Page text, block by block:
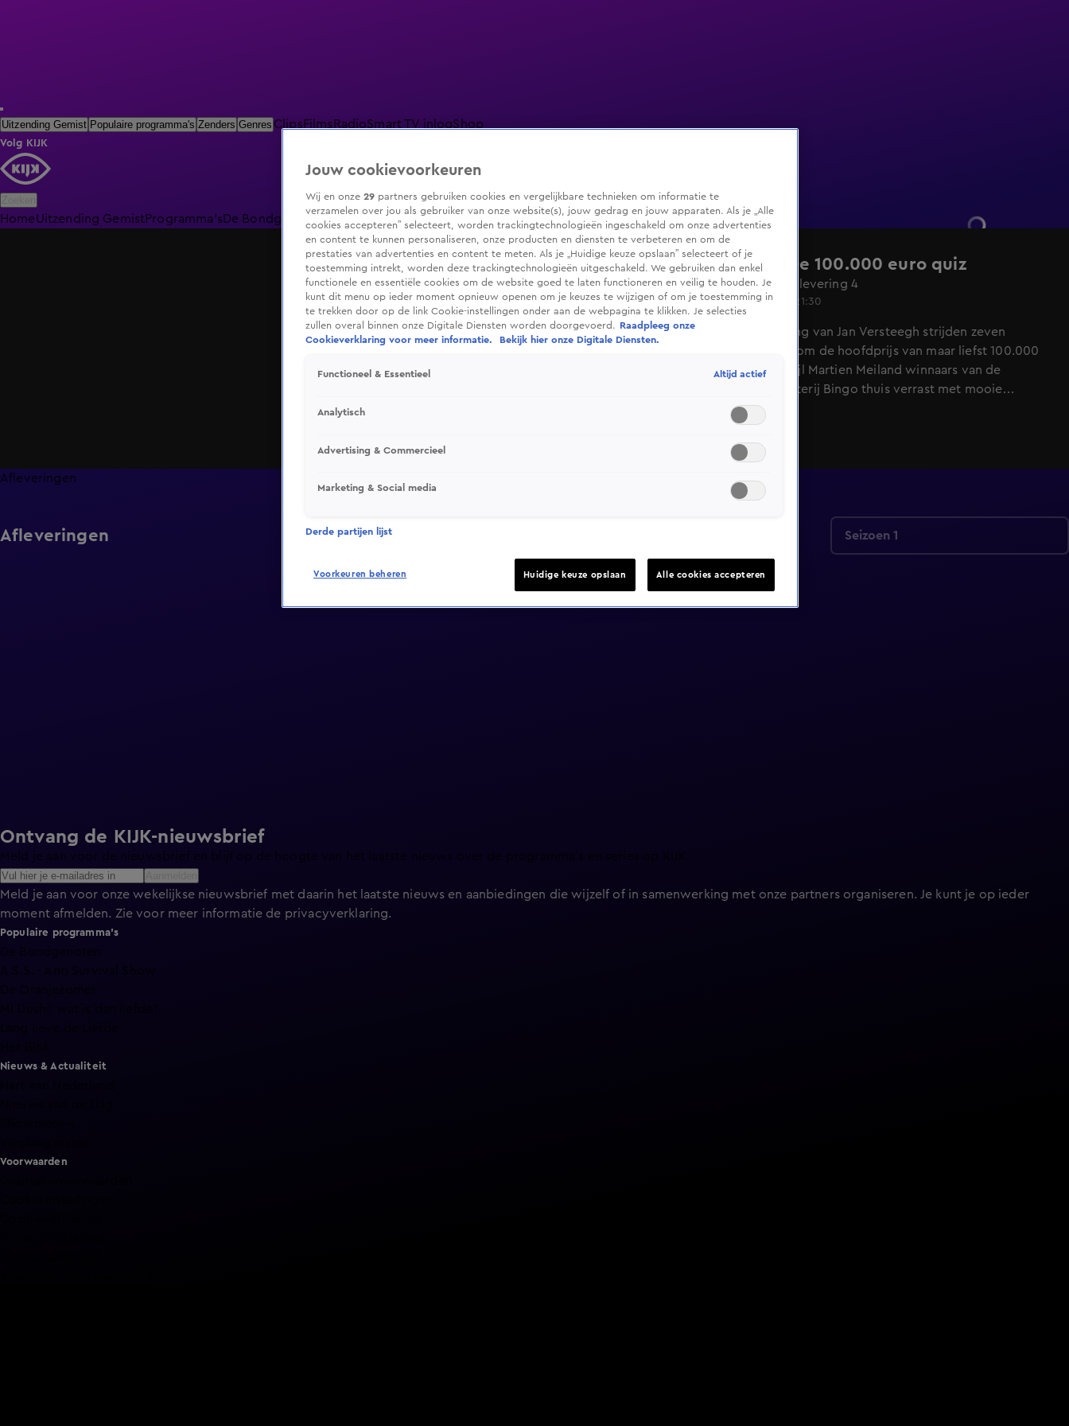
Uitzending Gemist Populaire programma's Zenders Genres ClipsFilms RadioSmart TV inlogShop
Volg KIJK
HomeUitzending GemistProgramma's De Bondgenoten De Oranjezomer Livestreams Shop
Bingo! De 100.000 euro quiz
Seizoen 1, aflevering 4
7 nov 2020, 21:30
Onder leiding van Jan Versteegh strijden zeven
kandidaten om de hoofdprijs van maar liefst 100.000
euro - terwijl Martien Meiland winnaars van de
VriendenLoterij Bingo thuis verrast met mooie
geldprijzen. In de studio krijgen de kandidaten de ene
na de andere kennis- en inschattingsvraag voor hun
kiezen. In deze show hoef je niet constant de beste
zijn, zolang je maar nóóit de slechtste bent! Wie gaat
naar huis met een ton?
Afleveringen
Afleveringen Seizoen 1
Ontvang de KIJK-nieuwsbrief
Meld je aan voor de nieuwsbrief en blijf op de hoogte van het laatste nieuws over de programma’s en series op KIJK.
Meld je aan voor onze wekelijkse nieuwsbrief met daarin het laatste nieuws en aanbiedingen die wijzelf of in samenwerking met onze partners organiseren. Je kunt je op ieder
moment afmelden. Zie voor meer informatie de privacyverklaring.
Populaire programma's
De Bondgenoten
Nieuws & Actualiteit
Voorwaarden
Jouw cookievoorkeuren
Wij en onze 29 partners gebruiken cookies en vergelijkbare technieken om informatie te
verzamelen over jou als gebruiker van onze website(s), jouw gedrag en jouw apparaten. Als je „Alle
cookies accepteren” selecteert, worden trackingtechnologieën ingeschakeld om onze advertenties
en content te kunnen personaliseren, onze producten en diensten te verbeteren en om de
prestaties van advertenties en content te meten. Als je „Huidige keuze opslaan” selecteert of je
toestemming intrekt, worden deze trackingtechnologieën uitgeschakeld. We gebruiken dan enkel
functionele en essentiële cookies om de website goed te laten functioneren en veilig te houden. Je
kunt dit menu op ieder moment opnieuw openen om je keuzes te wijzigen of om je toestemming in
te trekken door op de link Cookie-instellingen onder aan de webpagina te klikken. Je selecties
zullen overal binnen onze Digitale Diensten worden doorgevoerd.
Raadpleeg onze
Cookieverklaring voor meer informatie.
Bekijk hier onze Digitale Diensten.
Functioneel & Essentieel Altijd actief
Analytisch
Advertising & Commercieel
Marketing & Social media
Derde partijen lijst
Voorkeuren beheren Huidige keuze opslaan Alle cookies accepteren